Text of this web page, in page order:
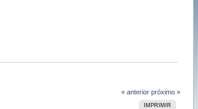
« anterior próximo »
IMPRIMIR